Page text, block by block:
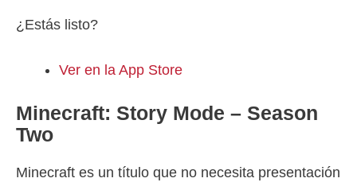
¿Estás listo?
Ver en la App Store
Minecraft: Story Mode – Season
Two
Minecraft es un título que no necesita presentación